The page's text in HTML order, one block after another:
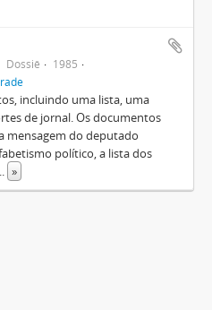
Dossiê
1985
incluindo uma lista, uma
de jornal. Os documentos
mensagem do deputado
político, a lista dos
»